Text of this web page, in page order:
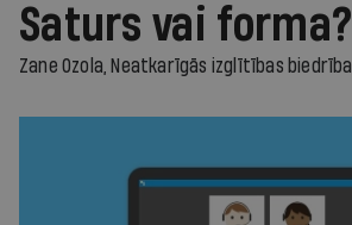
Saturs vai forma?